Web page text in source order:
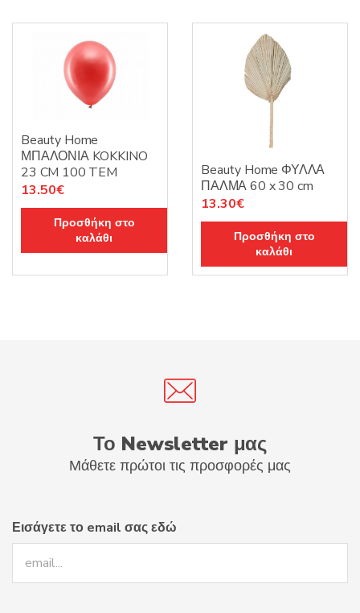
Beauty Home
ΜΠΑΛΟΝΙΑ KOKKINO
23 CM 100 TEM
13.50€
Προσθήκη στο
καλάθι
Beauty Home ΦΥΛΛΑ
ΠΑΛΜΑ 60 x 30 cm
13.30€
Προσθήκη στο
καλάθι
Το Newsletter μας
Μάθετε πρώτοι τις προσφορές μας
Εισάγετε το email σας εδώ